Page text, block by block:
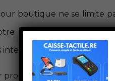
boutique ne se limite
clientèle et
avec chaque
des offres